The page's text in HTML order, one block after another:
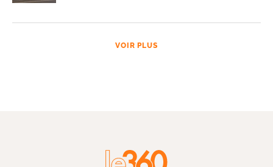
VOIR PLUS